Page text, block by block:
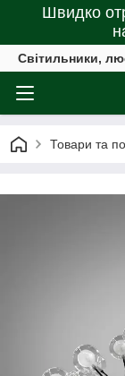
Швидко
Світильники,
Товари та